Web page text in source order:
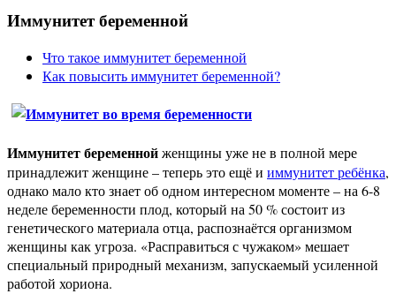
Иммунитет беременной
Что такое иммунитет беременной
Как повысить иммунитет беременной?
Иммунитет беременнойженщины уже не в полной мере
принадлежит женщине – теперь это ещё и иммунитет ребёнка,
однако мало кто знает об одном интересном моменте – на 6-8
неделе беременности плод, который на 50 % состоит из
генетического материала отца, распознаётся организмом
женщины как угроза. «Расправиться с чужаком» мешает
специальный природный механизм, запускаемый усиленной
работой хориона.